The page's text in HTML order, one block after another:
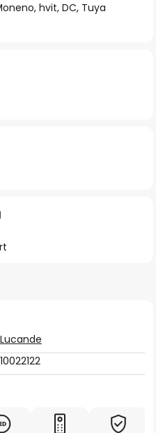
hvit, DC, Tuya
Lucande
10022122